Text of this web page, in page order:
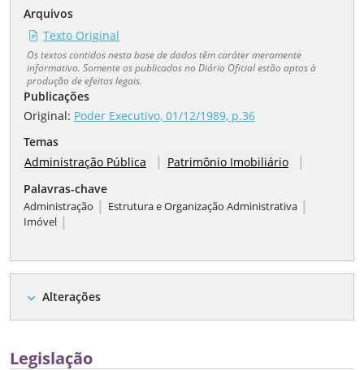
Arquivos
Texto Original
Os textos contidos nesta base de dados têm caráter meramente
informativo. Somente os publicados no Diário Oficial estão aptos à
produção de efeitos legais.
Publicações
Original: Poder Executivo, 01/12/1989, p.36
Temas
Administração Pública
| Patrimônio Imobiliário |
Palavras-chave
Administração | Estrutura e Organização Administrativa |
Imóvel |
expand_more Alterações
Legislação